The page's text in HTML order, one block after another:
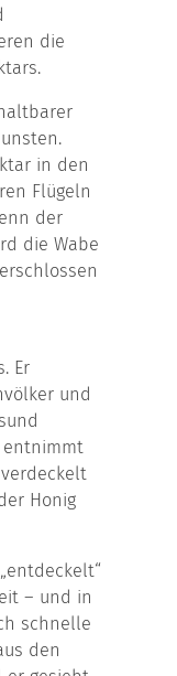
die
in den
Flügeln
der
die Wabe
Er
und
entnimmt
Honig
– und in
schnelle
den